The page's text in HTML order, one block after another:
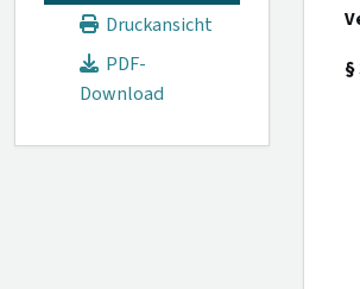
Druckansicht
PDF-
Download
§